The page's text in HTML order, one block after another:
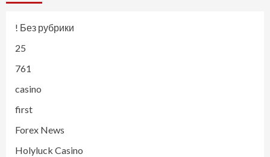
! Без рубрики
25
761
casino
first
Forex News
Holyluck Casino